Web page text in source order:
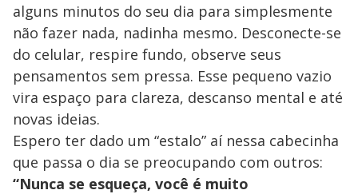
alguns minutos do seu dia para simplesmente
não fazer nada, nadinha mesmo. Desconecte-se
do celular, respire fundo, observe seus
pensamentos sem pressa. Esse pequeno vazio
vira espaço para clareza, descanso mental e até
novas ideias.
Espero ter dado um “estalo” aí nessa cabecinha
que passa o dia se preocupando com outros:
“Nunca se esqueça, você é muito